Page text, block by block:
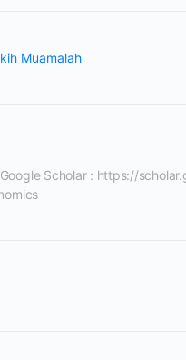
Muamalah
Scholar : https://